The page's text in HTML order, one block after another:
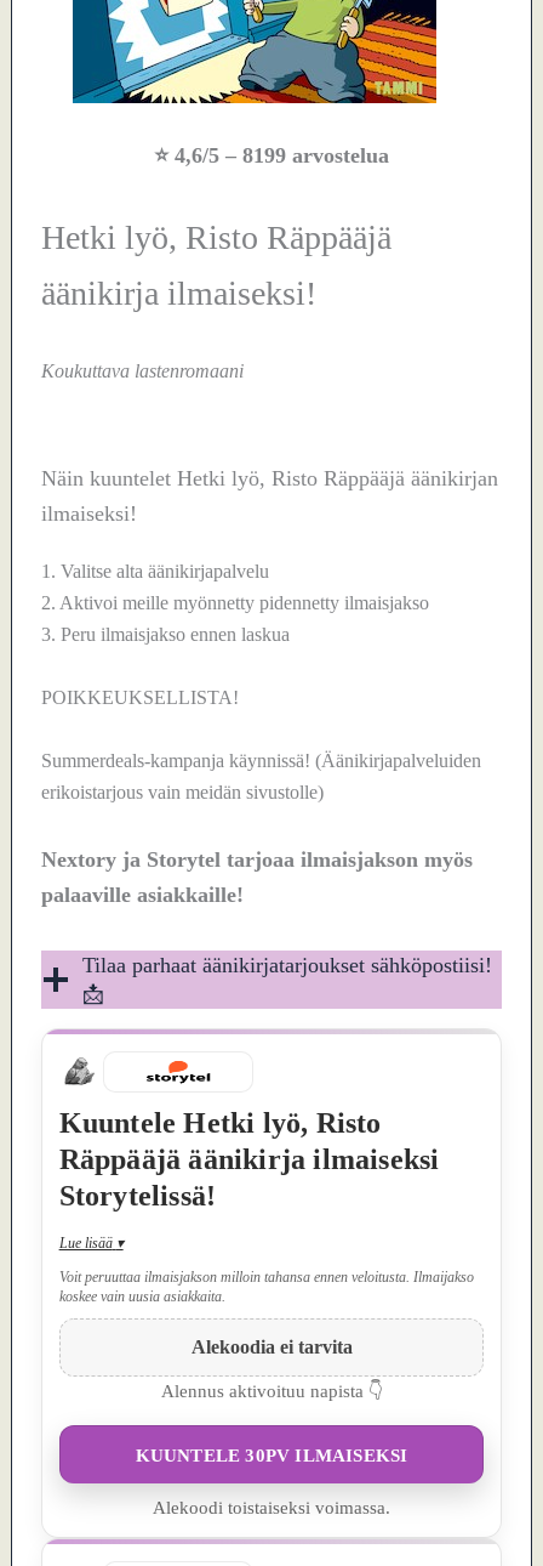
⭐ 4,6/5 – 8199 arvostelua
Hetki lyö, Risto Räppääjä
äänikirja ilmaiseksi!
Koukuttava lastenromaani
Näin kuuntelet Hetki lyö, Risto Räppääjä äänikirjan
ilmaiseksi!
1. Valitse alta äänikirjapalvelu
2. Aktivoi meille myönnetty pidennetty ilmaisjakso
3. Peru ilmaisjakso ennen laskua
POIKKEUKSELLISTA!
Summerdeals-kampanja käynnissä! (Äänikirjapalveluiden
erikoistarjous vain meidän sivustolle)
Nextory ja Storytel tarjoaa ilmaisjakson myös
palaaville asiakkaille!
Tilaa parhaat äänikirjatarjoukset sähköpostiisi!
📩
Kuuntele Hetki lyö, Risto
Räppääjä äänikirja ilmaiseksi
Storytelissä!
Lue lisää ▾
Voit peruuttaa ilmaisjakson milloin tahansa ennen veloitusta. Ilmaijakso
koskee vain uusia asiakkaita.
Alekoodia ei tarvita
Alennus aktivoituu napista 👇
KUUNTELE 30PV ILMAISEKSI
Alekoodi toistaiseksi voimassa.